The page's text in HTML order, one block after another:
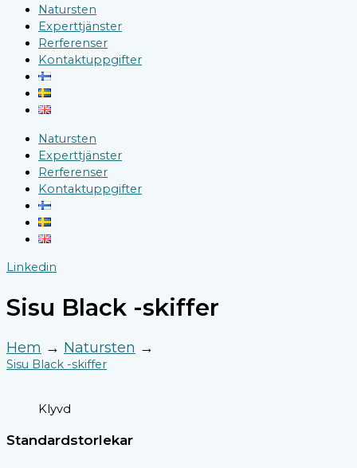
Natursten
Experttjänster
Rerferenser
Kontaktuppgifter
Natursten
Experttjänster
Rerferenser
Kontaktuppgifter
Linkedin
Sisu Black -skiffer
Hem → Natursten →
Sisu Black -skiffer
Klyvd
Standardstorlekar